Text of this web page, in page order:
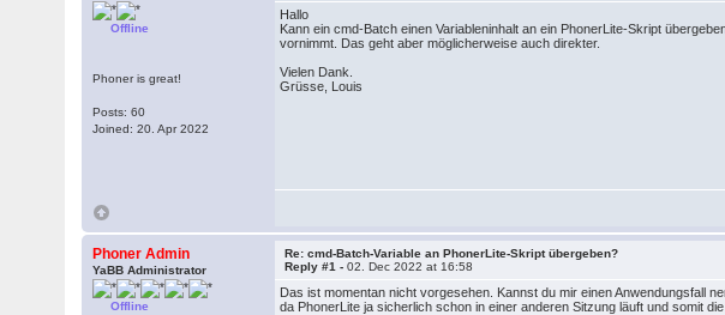
Offline
Phoner is great!
Posts: 60
Joined: 20. Apr 2022
Hallo
Kann ein cmd-Batch einen Variableninhalt an ein PhonerLite-Skript
vornimmt. Das geht aber möglicherweise auch direkter.
Vielen Dank.
Grüsse, Louis
Phoner Admin
YaBB Administrator
Offline
Re: cmd-Batch-Variable an PhonerLite-Skript übergeben?
Reply #1 -02. Dec 2022 at 16:58
Das ist momentan nicht vorgesehen. Kannst du mir einen Anwendungsfall
da PhonerLite ja sicherlich schon in einer anderen Sitzung läuft und somit